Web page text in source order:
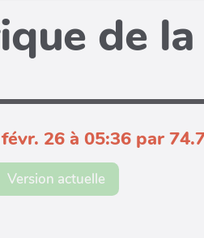
de
26 à 05:36 par
Version actuelle